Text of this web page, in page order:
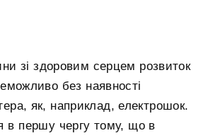
зі здоровим серцем розвиток
без наявності
як, наприклад, електрошок.
в першу чергу тому, що в